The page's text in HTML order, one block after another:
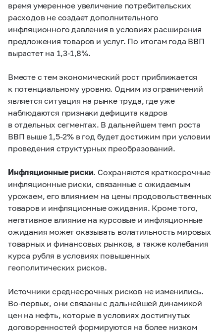
время умеренное увеличение потребительских
расходов не создает дополнительного
инфляционного давления в условиях расширения
предложения товаров и услуг. По итогам года ВВП
вырастет на 1,3-1,8%.
Вместе с тем экономический рост приближается
к потенциальному уровню. Одним из ограничений
является ситуация на рынке труда, где уже
наблюдаются признаки дефицита кадров
в отдельных сегментах. В дальнейшем темп роста
ВВП выше 1,5-2% в год будет достижим при условии
проведения структурных преобразований.
Инфляционные риски. Сохраняются краткосрочные
инфляционные риски, связанные с ожидаемым
урожаем, его влиянием на цены продовольственных
товаров и инфляционные ожидания. Кроме того,
негативное влияние на курсовые и инфляционные
ожидания может оказывать волатильность мировых
товарных и финансовых рынков, а также колебания
курса рубля в условиях повышенных
геополитических рисков.
Источники среднесрочных рисков не изменились.
Во-первых, они связаны с дальнейшей динамикой
цен на нефть, которые в условиях достигнутых
договоренностей формируются на более низком